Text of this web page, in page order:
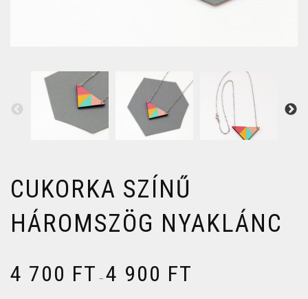
CUKORKA SZÍNŰ
HÁROMSZÖG NYAKLÁNC
4 700 FT – 4 900 FT